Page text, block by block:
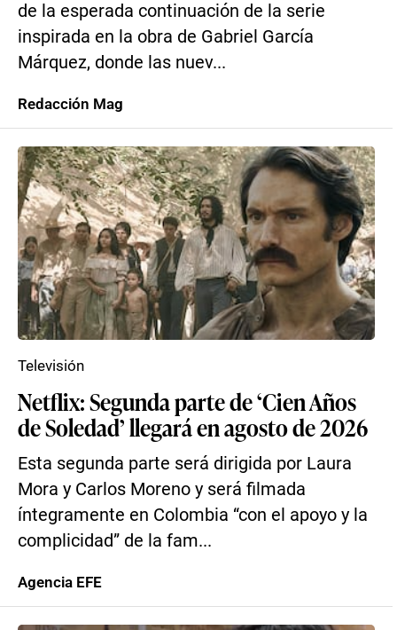
de la esperada continuación de la serie
inspirada en la obra de Gabriel García
Márquez, donde las nuev...
Redacción Mag
Netflix: Segunda parte de ‘Cien Años
de Soledad’ llegará en agosto de 2026
Esta segunda parte será dirigida por Laura
Mora y Carlos Moreno y será filmada
íntegramente en Colombia “con el apoyo y la
complicidad” de la fam...
Televisión
Agencia EFE